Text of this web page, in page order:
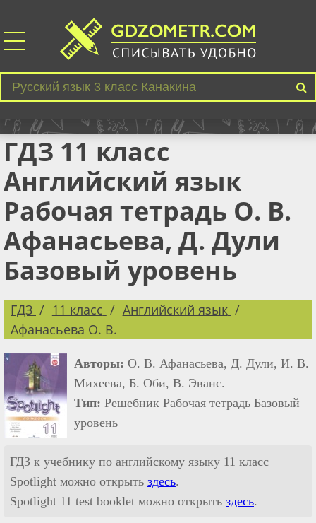
ГДЗ 11 класс
Английский язык
Рабочая тетрадь О. В.
Афанасьева, Д. Дули
Базовый уровень
ГДЗ 11 класс
Английский язык
Афанасьева О. В.
Авторы: О. В. Афанасьева, Д. Дули, И. В.
Михеева, Б. Оби, В. Эванс.
Тип: Решебник Рабочая тетрадь Базовый
уровень
ГДЗ к учебнику по английскому языку 11 класс
Spotlight можно открыть здесь.
Spotlight 11 test booklet можно открыть здесь.